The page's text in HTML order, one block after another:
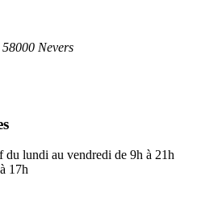
Nevers
du lundi au vendredi de 9h à 21h
17h